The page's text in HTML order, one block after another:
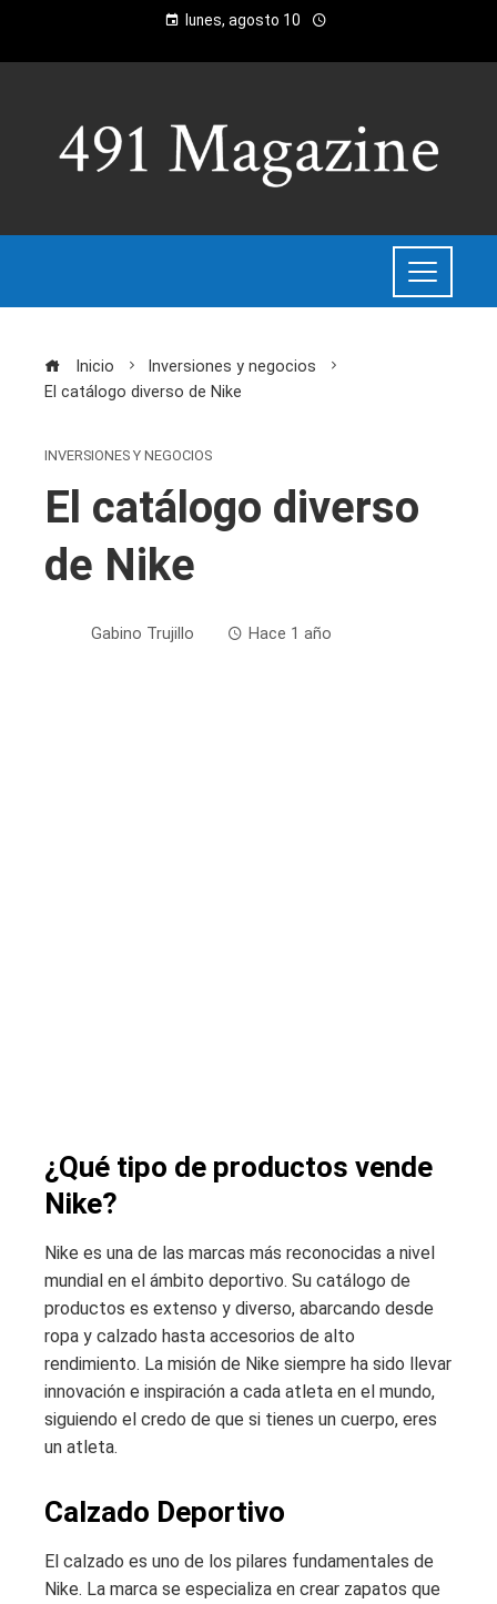
lunes, agosto 10
Inicio
Inversiones y negocios
El catálogo diverso de Nike
INVERSIONES Y NEGOCIOS
El catálogo diverso
de Nike
Gabino Trujillo Hace 1 año
¿Qué tipo de productos vende
Nike?
Nike es una de las marcas más reconocidas a nivel
mundial en el ámbito deportivo. Su catálogo de
productos es extenso y diverso, abarcando desde
ropa y calzado hasta accesorios de alto
rendimiento. La misión de Nike siempre ha sido llevar
innovación e inspiración a cada atleta en el mundo,
siguiendo el credo de que si tienes un cuerpo, eres
un atleta.
Calzado Deportivo
El calzado es uno de los pilares fundamentales de
Nike. La marca se especializa en crear zapatos que